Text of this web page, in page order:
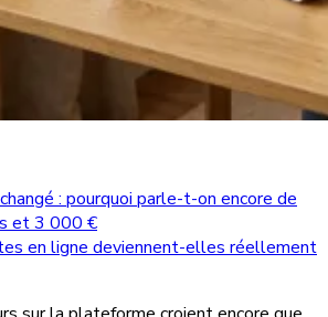
: pourquoi parle-t-on encore de
et 3 000 €
en ligne deviennent-elles réellement